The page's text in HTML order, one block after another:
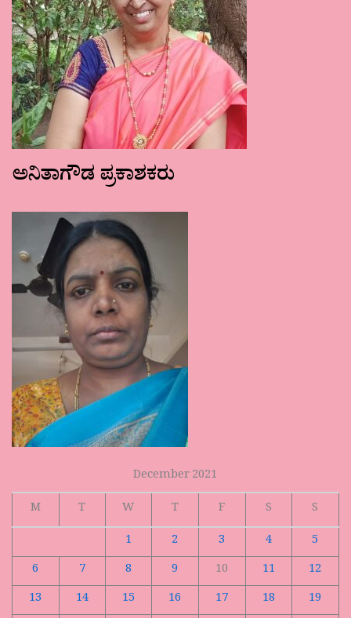
ಅನಿತಾಗೌಡ ಪ್ರಕಾಶಕರು
December 2021
M
T W T F S
S
1
2 3 4
5
6
7 8 9 10 11
12
13
14 15 16 17 18
19